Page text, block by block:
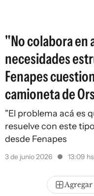
"No colabora en
necesidades
Fenapes
camioneta de
"El problema acá es
resuelve con este
desde Fenapes
3 de junio 2026 13:09 hs